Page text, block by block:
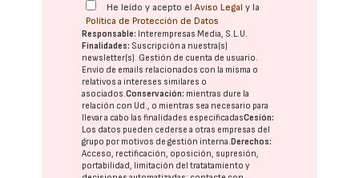
He leído y acepto elAviso Legal y la
Política de Protección de Datos
Responsable: Interempresas Media, S.L.U.
Finalidades: Suscripción a nuestra(s)
newsletter(s). Gestión de cuenta de usuario.
Envío de emails relacionados con la misma o
relativos a intereses similares o
asociados.Conservación: mientras dure la
relación con Ud., o mientras sea necesario para
llevar a cabo las finalidades especificadasCesión:
Los datos pueden cederse a otras empresas del
grupo por motivos de gestión interna.Derechos:
Acceso, rectificación, oposición, supresión,
portabilidad, limitación del tratatamiento y